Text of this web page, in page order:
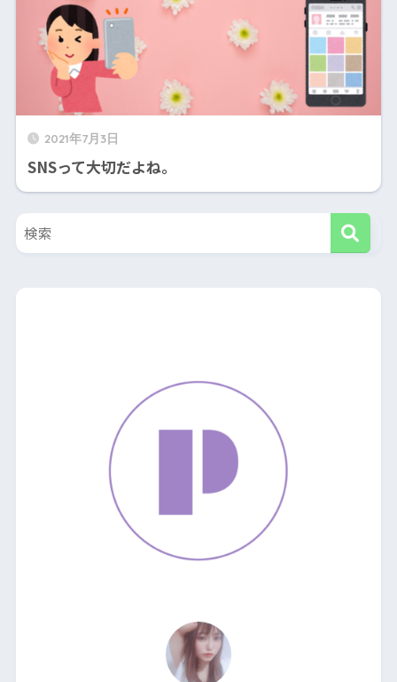
2021年7月3日
SNSって大切だよね。